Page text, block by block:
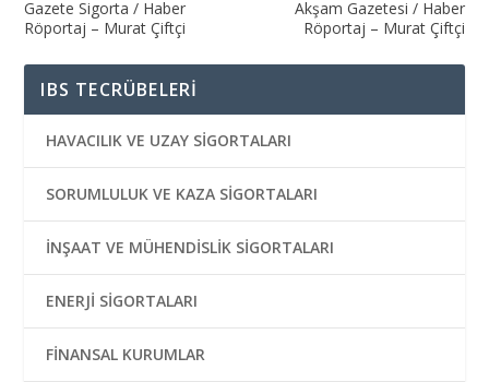
Gazete Sigorta / Haber
Röportaj – Murat Çiftçi
Akşam Gazetesi / Haber
Röportaj – Murat Çiftçi
IBS TECRÜBELERİ
HAVACILIK VE UZAY SİGORTALARI
SORUMLULUK VE KAZA SİGORTALARI
İNŞAAT VE MÜHENDİSLİK SİGORTALARI
ENERJİ SİGORTALARI
FİNANSAL KURUMLAR